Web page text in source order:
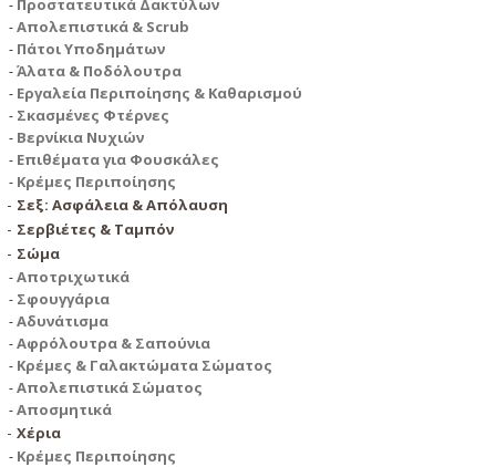
Προστατευτικά Δακτύλων
Απολεπιστικά & Scrub
Πάτοι Υποδημάτων
Άλατα & Ποδόλουτρα
Εργαλεία Περιποίησης & Καθαρισμού
Σκασμένες Φτέρνες
Βερνίκια Νυχιών
Επιθέματα για Φουσκάλες
Κρέμες Περιποίησης
Σεξ: Ασφάλεια & Απόλαυση
Σερβιέτες & Ταμπόν
Σώμα
Αποτριχωτικά
Σφουγγάρια
Αδυνάτισμα
Αφρόλουτρα & Σαπούνια
Κρέμες & Γαλακτώματα Σώματος
Απολεπιστικά Σώματος
Αποσμητικά
Χέρια
Κρέμες Περιποίησης